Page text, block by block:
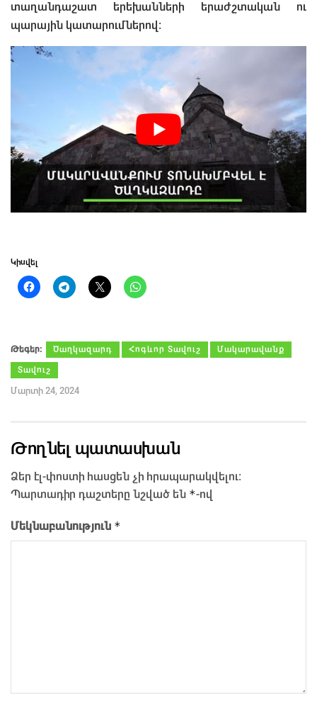
տաղանդաշատ երեխանների երաժշտական ու
պարային կատարումներով։
Կիսվել
Թեգեր։ Ծաղկազարդ Հոգևոր Տավուշ Մակարավանք
Տավուշ
Մարտի 24, 2024
Թողնել պատասխան
Ձեր էլ-փոստի հասցեն չի հրապարակվելու։
Պարտադիր դաշտերը նշված են *-ով
Մեկնաբանություն *